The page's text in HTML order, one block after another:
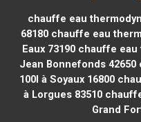
chauffe eau
68180 chauffe eau
Eaux 73190 chauffe eau
Jean Bonnefonds 42650
100l à Soyaux 16800
à Lorgues 83510
Grand